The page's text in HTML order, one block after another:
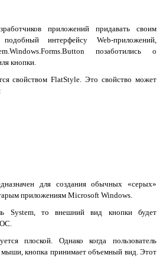
приложений придавать своим
подобный интерфейсу Web-приложений,
.Windows.Forms.Button позаботились о
кнопки.
свойствомFlatStyle. Это свойство может
для создания обычных «серых»
приложениям Microsoft Windows.
System, то внешний вид кнопки будет
ОС.
плоской. Однако когда пользователь
мыши, кнопка принимает объемный вид. Этот